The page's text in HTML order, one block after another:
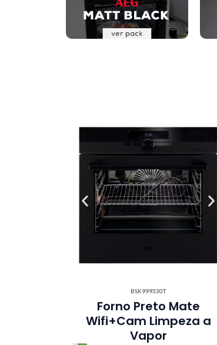
BSK999330T
Forno Preto Mate
Wifi+Cam Limpeza a
Vapor